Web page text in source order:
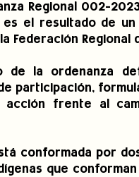
Regional 002-
el resultado de un
Federación Regional
de la ordenanza
participación,
frente al
conformada por
que